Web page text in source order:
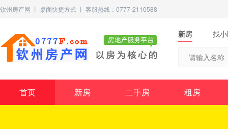
钦州房产网 丨 桌面快捷方式 丨 客服热线：0777-2110588
新房 找
首页 新房 二手房 租房